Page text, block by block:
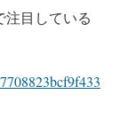
注目している